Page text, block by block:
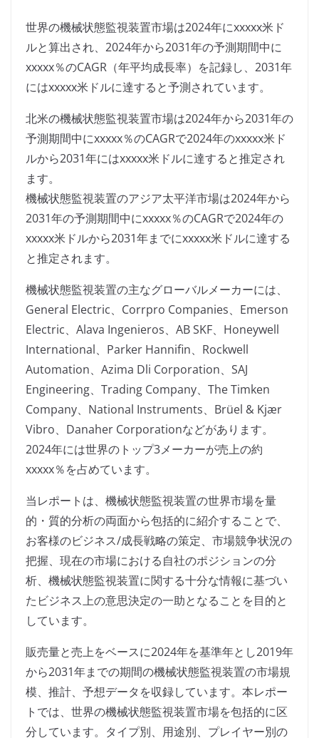
世界の機械状態監視装置市場は2024年にxxxxx米ド
ルと算出され、2024年から2031年の予測期間中に
xxxxx％のCAGR（年平均成長率）を記録し、2031年
にはxxxxx米ドルに達すると予測されています。
北米の機械状態監視装置市場は2024年から2031年の
予測期間中にxxxxx％のCAGRで2024年のxxxxx米ド
ルから2031年にはxxxxx米ドルに達すると推定され
ます。
機械状態監視装置のアジア太平洋市場は2024年から
2031年の予測期間中にxxxxx％のCAGRで2024年の
xxxxx米ドルから2031年までにxxxxx米ドルに達する
と推定されます。
機械状態監視装置の主なグローバルメーカーには、
General Electric、Corrpro Companies、Emerson
Electric、Alava Ingenieros、AB SKF、Honeywell
International、Parker Hannifin、Rockwell
Automation、Azima Dli Corporation、SAJ
Engineering、Trading Company、The Timken
Company、National Instruments、Brüel & Kjær
Vibro、Danaher Corporationなどがあります。
2024年には世界のトップ3メーカーが売上の約
xxxxx％を占めています。
当レポートは、機械状態監視装置の世界市場を量
的・質的分析の両面から包括的に紹介することで、
お客様のビジネス/成長戦略の策定、市場競争状況の
把握、現在の市場における自社のポジションの分
析、機械状態監視装置に関する十分な情報に基づい
たビジネス上の意思決定の一助となることを目的と
しています。
販売量と売上をベースに2024年を基準年とし2019年
から2031年までの期間の機械状態監視装置の市場規
模、推計、予想データを収録しています。本レポー
トでは、世界の機械状態監視装置市場を包括的に区
分しています。タイプ別、用途別、プレイヤー別の